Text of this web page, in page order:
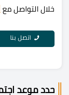
خلال التواصل مع
اتصل بنا
حدد موعد